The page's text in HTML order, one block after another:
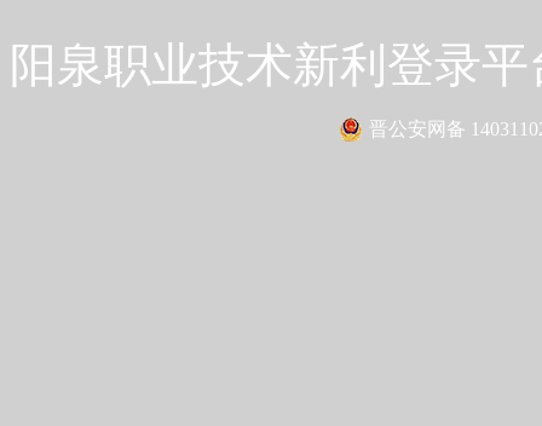
阳泉职业技术新利登录
晋公安网备